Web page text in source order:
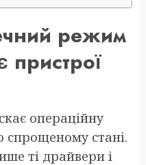
режим
пристрої
операційну
спрощеному стані.
ті драйвери і